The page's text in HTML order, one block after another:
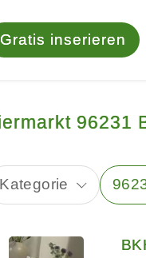
Gratis inserieren
96231
Kategorie